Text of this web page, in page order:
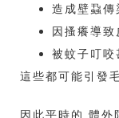
造成壁蝨傳
因搔癢導致
被蚊子叮咬
這些都可能引發
因此平時的 體外